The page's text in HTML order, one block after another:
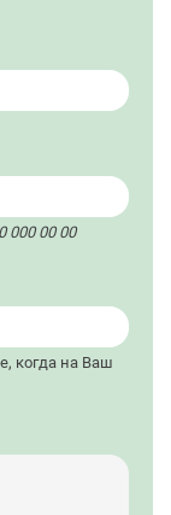
000 00 00
когда на Ваш